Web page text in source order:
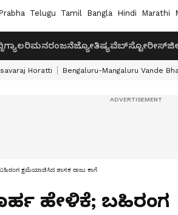
Telugu Tamil Bangla Hindi Marathi
ಗ್ಯಾಲರಿಮನರಂಜನೆಜ್ಯೋತಿಷ್ಯವೆಬ್‌ಸ್ಟೋರೀಸ್
Horatti Bengaluru-Mangaluru Vande
ಕ್ಷಮೆಯಾಚಿಸಿದ ಶಾಸಕ ರಾಜು ಕಾಗೆ
ಹೇಳಿಕೆ; ಬಹಿರಂಗ